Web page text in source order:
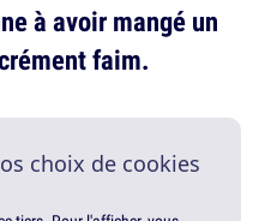
à avoir mangé un
faim.
choix de cookies